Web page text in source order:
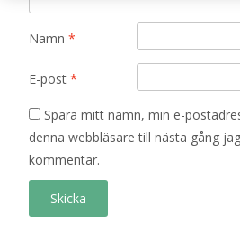
Namn *
E-post *
Spara mitt namn, min e-
denna webbläsare till nästa gång
kommentar.